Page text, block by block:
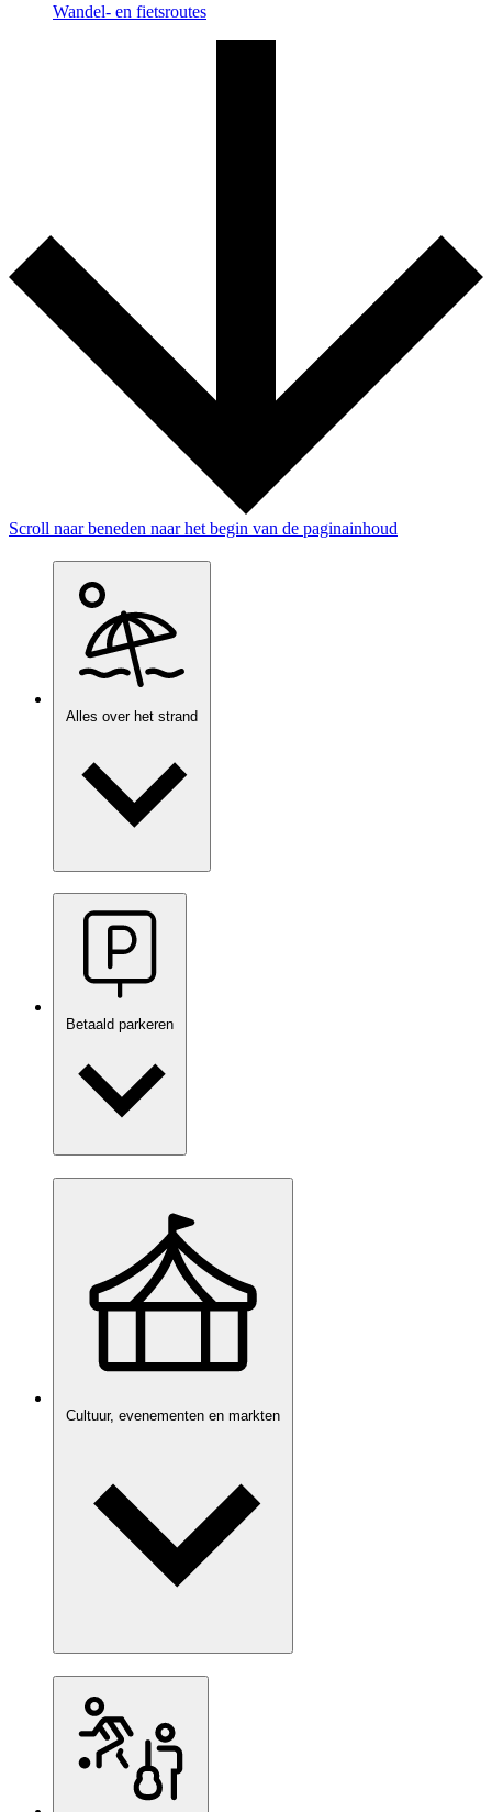
Wandel- en fietsroutes
Scroll naar beneden naar het begin van de paginainhoud
Alles over het strand
Betaald parkeren
Cultuur, evenementen en markten